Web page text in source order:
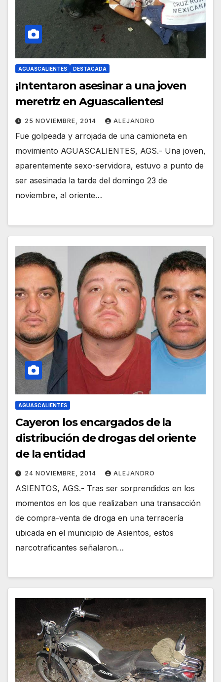
AGUASCALIENTES DESTACADA
¡Intentaron asesinar a una joven
25 NOVIEMBRE, 2014 ALEJANDRO
Fue golpeada y arrojada de una camioneta en
movimiento AGUASCALIENTES, AGS.- Una joven,
aparentemente sexo-servidora, estuvo a punto de
ser asesinada la tarde del domingo 23 de
noviembre, al oriente…
AGUASCALIENTES
Cayeron los encargados de la
distribución de drogas del oriente
de la entidad
24 NOVIEMBRE, 2014 ALEJANDRO
ASIENTOS, AGS.- Tras ser sorprendidos en los
momentos en los que realizaban una transacción
de compra-venta de droga en una terracería
ubicada en el municipio de Asientos, estos
narcotraficantes señalaron…